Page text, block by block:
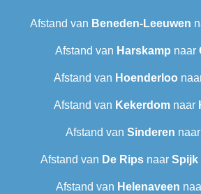
Afstand van Beneden-Leeuwen
Afstand van Harskamp naar
Afstand van Hoenderloo
Afstand van Kekerdom naar
Afstand van Sinderen naar
Afstand van De Ripsnaar Spijk
Afstand van Helenaveen